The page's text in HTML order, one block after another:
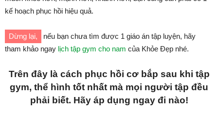
kế hoạch phục hồi hiệu quả.
Dừng lại,
nếu bạn chưa tìm được 1 giáo án tập luyện, hãy
tham khảo ngay lịch tập gym cho nam của Khỏe Đẹp nhé.
Trên đây là cách phục hồi cơ bắp sau khi tập
gym, thể hình tốt nhất mà mọi người tập đều
phải biết. Hãy áp dụng ngay đi nào!